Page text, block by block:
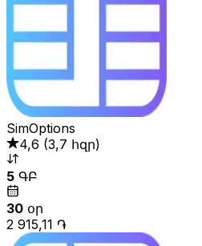
SimOptions
4,6 (3,7 հզր)
5 ԳԲ
30 օր
2 915,11 ֏